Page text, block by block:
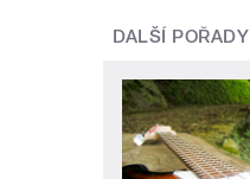
DALŠÍ POŘADY